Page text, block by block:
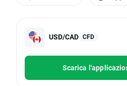
USD/CAD CFD
Scarica